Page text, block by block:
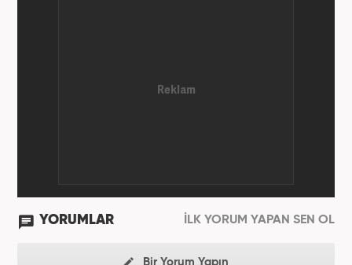
YORUMLAR İLK YORUM YAPAN SEN OL
Bir Yorum Yapın